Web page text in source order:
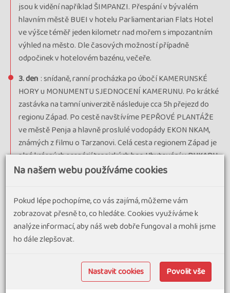
jsou k vidění například ŠIMPANZI. Přespání v bývalém
hlavním městě BUEI v hotelu Parliamentarian Flats Hotel
ve výšce téměř jeden kilometr nad mořem s impozantním
výhled na město. Dle časových možností případně
odpočinek v hotelovém bazénu, večeře.
3. den : snídaně, ranní procházka po úbočí KAMERUNSKÉ
HORY u MONUMENTU SJEDNOCENÍ KAMERUNU. Po krátké
zastávka na tamní univerzitě následuje cca 5h přejezd do
regionu Západ. Po cestě navštívíme PEPŘOVÉ PLANTÁŽE
ve městě Penja a hlavně proslulé vodopády EKON NKAM,
známých z filmu o Tarzanovi. Celá cesta regionem Západ je
plná krásných scenérií tropických hor. Ubytování v BUKARU
(tradiční stavba pro tuto oblast). Večeře.
která se nachází kousek od hotelu. FULANI jsou etnikem,
které obývá spíše sahelské oblasti na jih od Sahary a jedná
se o tradiční pastevce dobytka. Následuje celodenní túra ke
dvěma jezerům v kráteru aktivního vulkánu MT.
cca 1000m převýšení absolvovat z části na koni a výrazně si
tak program ulehčit. Každé z jezer má jinou barvu a jsou také
Na našem webu používáme cookies
Pokud lépe pochopíme, co vás zajímá, můžeme vám
zobrazovat přesně to, co hledáte. Cookies využíváme k
analýze informací, aby náš web dobře fungoval a mohli jsme
ho dále zlepšovat.
Nastavit cookies Povolit vše